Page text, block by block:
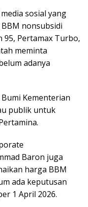
sosial yang
nonsubsidi
95, Pertamax Turbo,
meminta
adanya
Kementerian
publik untuk
Baron juga
harga BBM
ada keputusan
1 April 2026.